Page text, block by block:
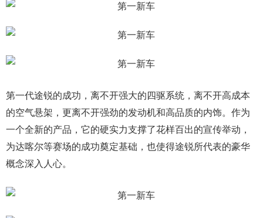
第一代途锐的成功，离不开强大的四驱系统，离不开高成本
的空气悬架，更离不开强劲的发动机和高品质的内饰。作为
一个全新的产品，它的硬实力支撑了花样百出的宣传举动，
为达喀尔等赛场的成功奠定基础，也使得途锐所代表的豪华
概念深入人心。